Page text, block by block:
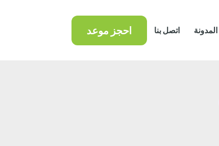
المدونة اتصل بنا احجز موعد